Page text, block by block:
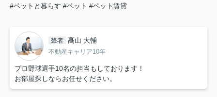
#ペットと暮らす #ペット #ペット賃貸
筆者 髙山 大輔
不動産キャリア10年
プロ野球選手10名の担当もしております！
お部屋探しならお任せください。